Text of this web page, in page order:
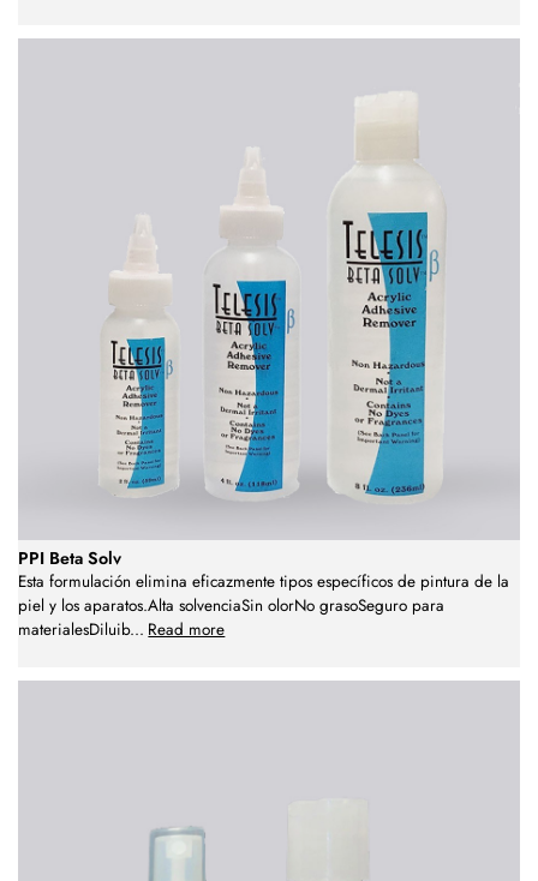
PPI Beta Solv
Esta formulación elimina eficazmente tipos específicos de pintura de la
piel y los aparatos.Alta solvenciaSin olorNo grasoSeguro para
materialesDiluib... Read more